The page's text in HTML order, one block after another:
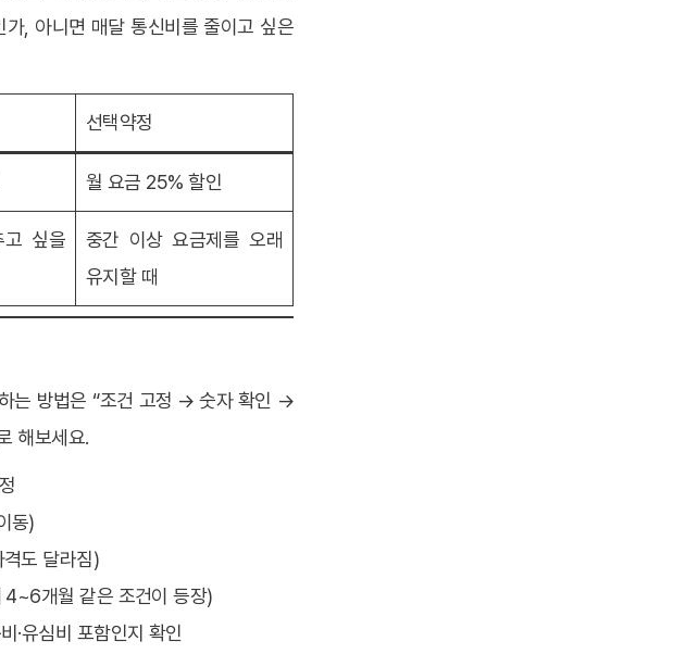
, 아니면 매달 통신비를 줄이고 싶은
선택약정
월 요금 25% 할인
고 싶을
중간 이상 요금제를 오래
유지할 때
는 방법은 “조건 고정 → 숫자 확인 →
해보세요.
동)
도 달라짐)
개월 같은 조건이 등장)
·유심비 포함인지 확인